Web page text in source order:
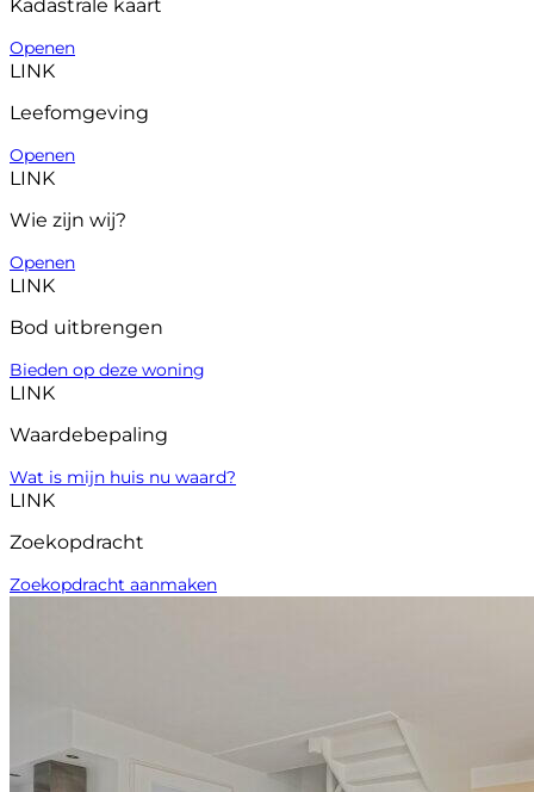
Kadastrale kaart
Openen
LINK
Leefomgeving
Openen
LINK
Wie zijn wij?
Openen
LINK
Bod uitbrengen
Bieden op deze woning
LINK
Waardebepaling
Wat is mijn huis nu waard?
LINK
Zoekopdracht
Zoekopdracht aanmaken